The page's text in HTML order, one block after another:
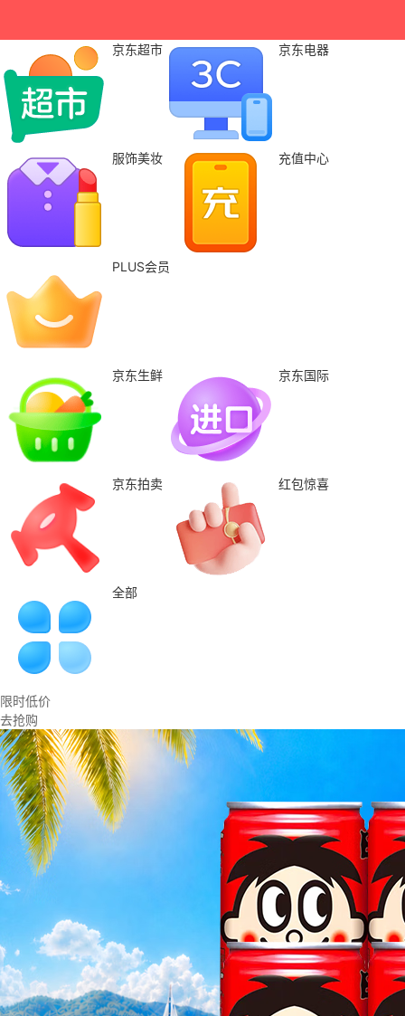
京东超市 京东电器
服饰美妆 充值中心
PLUS会员
京东生鲜 京东国际
京东拍卖 红包惊喜
全部
限时低价
去抢购